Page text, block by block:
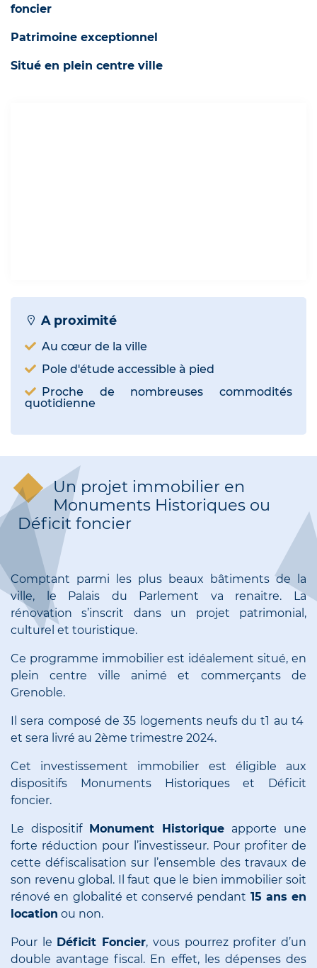
foncier
Patrimoine exceptionnel
Situé en plein centre ville
A proximité
Au cœur de la ville
Pole d'étude accessible à pied
Proche de nombreuses commodités
quotidienne
Un projet immobilier en
Monuments Historiques ou
Déficit foncier
Comptant parmi les plus beaux bâtiments de la
ville, le Palais du Parlement va renaitre. La
rénovation s’inscrit dans un projet patrimonial,
culturel et touristique.
Ce programme immobilier est idéalement situé, en
plein centre ville animé et commerçants de
Grenoble.
Il sera composé de 35 logements neufs du t1 au t4
et sera livré au 2ème trimestre 2024.
Cet investissement immobilier est éligible aux
dispositifs Monuments Historiques et Déficit
foncier.
Le dispositif Monument Historique apporte une
forte réduction pour l’investisseur. Pour profiter de
cette défiscalisation sur l’ensemble des travaux de
son revenu global. Il faut que le bien immobilier soit
rénové en globalité et conservé pendant 15 ans en
location ou non.
Pour le Déficit Foncier, vous pourrez profiter d’un
double avantage fiscal. En effet, les dépenses des